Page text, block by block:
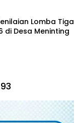
Lomba Tiga
di Desa Meninting